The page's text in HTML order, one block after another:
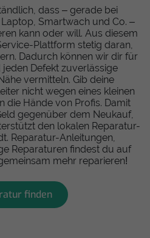
dass – gerade bei
Smartwach und Co. –
kann oder will. Aus diesem
Plattform stetig daran,
Dadurch können wir dir für
Defekt zuverlässige
vermitteln. Gib deine
nicht wegen eines kleinen
die Hände von Profis. Damit
gegenüber dem Neukauf,
den lokalen Reparatur-
Reparatur-Anleitungen,
Reparaturen findest du auf
mehr reparieren!
finden